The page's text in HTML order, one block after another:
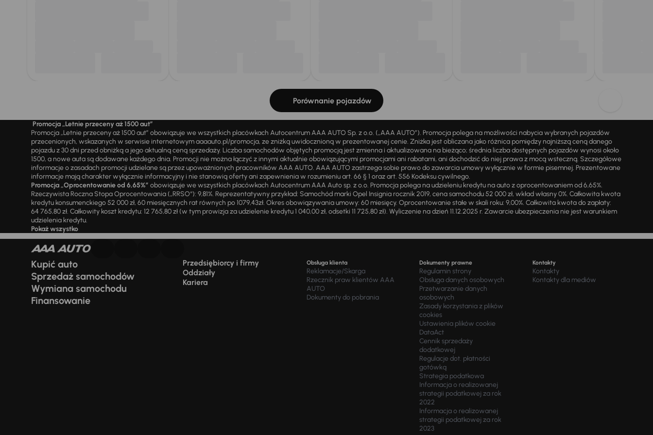
Porównanie pojazdów
Promocja „Letnie przeceny aż 1500 aut”
Promocja „Letnie przeceny aż 1500 aut” obowiązuje we wszystkich placówkach Autocentrum AAA AUTO Sp. z o.o. („AAA AUTO”). Promocja polega na możliwości nabycia wybranych pojazdów
przecenionych, wskazanych w serwisie internetowym aaaauto.pl/promocja, ze zniżką uwidocznioną w prezentowanej cenie. Zniżka jest obliczana jako różnica pomiędzy najniższą ceną danego
pojazdu z 30 dni przed obniżką a jego aktualną ceną sprzedaży. Liczba samochodów objętych promocją jest zmienna i aktualizowana na bieżąco; średnia liczba dostępnych pojazdów wynosi około
1500, a nowe auta są dodawane każdego dnia. Promocji nie można łączyć z innymi aktualnie obowiązującymi promocjami ani rabatami, ani dochodzić do niej prawa z mocą wsteczną. Szczegółowe
informacje o zasadach promocji udzielane są przez upoważnionych pracowników AAA AUTO. AAA AUTO zastrzega sobie prawo do zawarcia umowy wyłącznie w formie pisemnej. Prezentowane
informacje mają charakter wyłącznie informacyjny i nie stanowią oferty ani zapewnienia w rozumieniu art. 66 § 1 oraz art. 556 Kodeksu cywilnego.
Promocja „Oprocentowanie od 6,65%” obowiązuje we wszystkich placówkach Autocentrum AAA Auto sp. z o.o. Promocja polega na udzieleniu kredytu na auto z oprocentowaniem od 6,65%.
Rzeczywista Roczna Stopa Oprocentowania („RRSO“): 9,81%. Reprezentatywny przykład: Samochód marki Opel Insignia rocznik 2019, cena samochodu 52 000 zł, wkład własny 0%. Całkowita kwota
kredytu konsumenckiego 52 000 zł, 60 miesięcznych rat równych po 1079,43zł. Okres obowiązywania umowy: 60 miesięcy. Oprocentowanie stałe w skali roku: 9,00%. Całkowita kwota do zapłaty:
64 765,80 zł. Całkowity koszt kredytu: 12 765,80 zł (w tym prowizja za udzielenie kredytu 1 040,00 zł, odsetki 11 725,80 zł). Wyliczenie na dzień 11.12.2025 r. Zawarcie ubezpieczenia nie jest warunkiem
udzielenia kredytu.
Pokaż wszystko
Kupić auto
Sprzedaż samochodów
Wymiana samochodu
Finansowanie
Przedsiębiorcy i firmy
Oddziały
Kariera
Obsługa klienta
Reklamacje/Skarga
Rzecznik praw klientów AAA
AUTO
Dokumenty do pobrania
Dokumenty prawne
Regulamin strony
Obsługa danych osobowych
Przetwarzanie danych
osobowych
Zasady korzystania z plików
cookies
Ustawienia plików cookie
DataAct
Cennik sprzedaży
dodatkowej
Regulacje dot. płatności
gotówką
Strategia podatkowa
Informacja o realizowanej
strategii podatkowej za rok
2022
Informacja o realizowanej
strategii podatkowej za rok
2023
Kontakty
Kontakty
Kontakty dla mediów